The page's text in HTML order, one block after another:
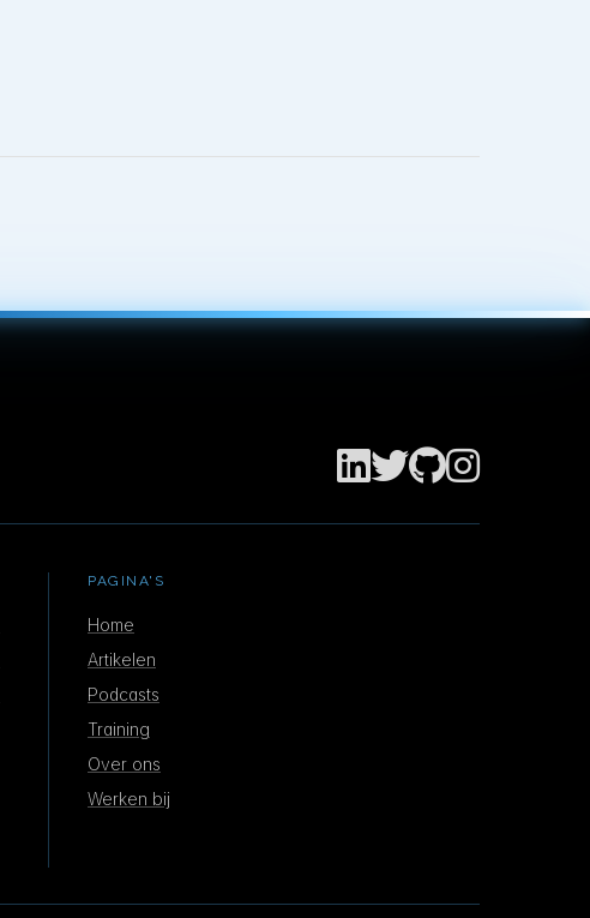
PAGINA'S
Home
Artikelen
Podcasts
Training
Over ons
Werken bij